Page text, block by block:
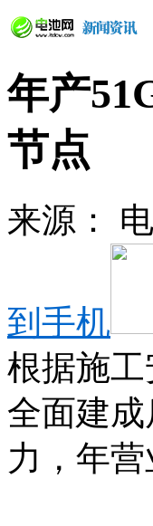
年产
节点
来源：
到手机
根据施
全面建
力，年